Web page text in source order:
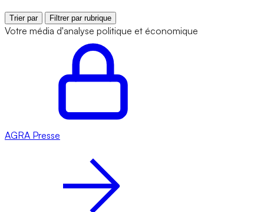
Trier par Filtrer par rubrique
Votre média d'analyse politique et économique
AGRA Presse